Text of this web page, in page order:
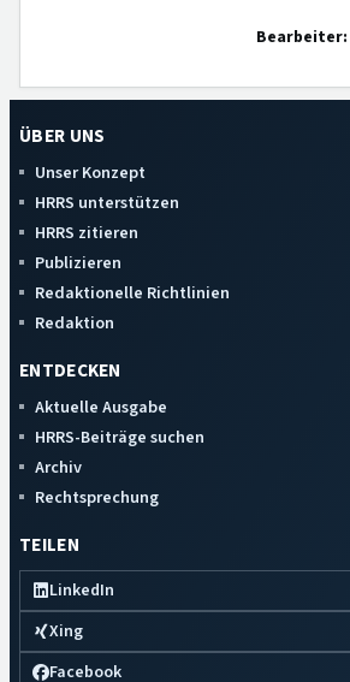
Bearbeiter:
ÜBER UNS
Unser Konzept
HRRS unterstützen
HRRS zitieren
Publizieren
Redaktionelle Richtlinien
Redaktion
ENTDECKEN
Aktuelle Ausgabe
HRRS-Beiträge suchen
Archiv
Rechtsprechung
TEILEN
LinkedIn
Xing
Facebook